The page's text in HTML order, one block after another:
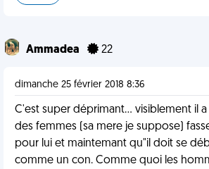
Ammadea 22
dimanche 25 février 2018 8:36
C'est super déprimant... visiblement il
des femmes (sa mere je suppose)
pour lui et maintemant qu"il doit se
comme un con. Comme quoi les